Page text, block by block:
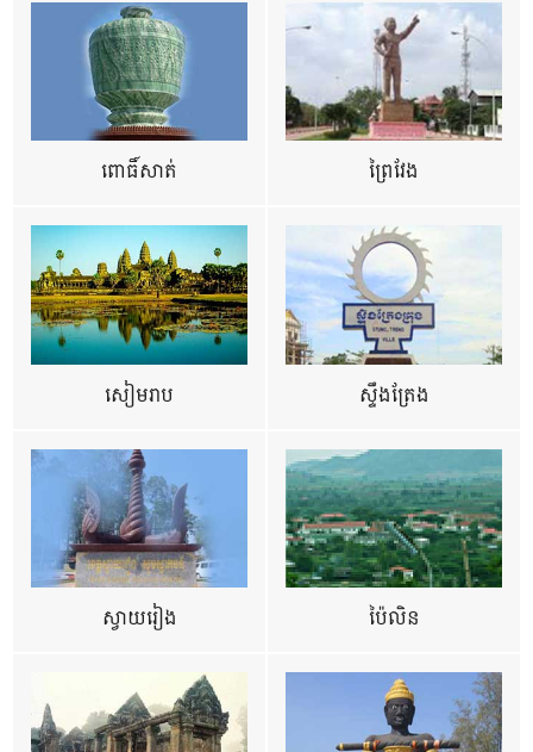
ពោធិ៍សាត់ ព្រៃវែង
សៀមរាប ស្ទឹងត្រែង
ស្វាយរៀង ប៉ៃលិន